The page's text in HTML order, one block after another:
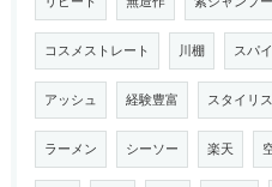
コスメストレート 川棚 スパ
アッシュ 経験豊富 スタイリ
ラーメン シーソー 楽天